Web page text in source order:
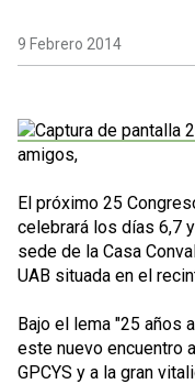
9 Febrero 2014
amigos,
El próximo 25
celebrará los días 6,7
sede de la Casa
UAB situada en el
Bajo el lema "25 años
este nuevo encuentro
GPCYS y a la gran